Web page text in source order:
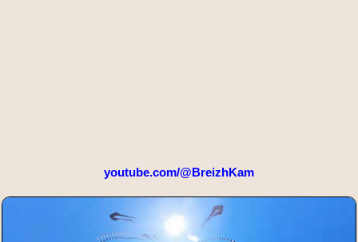
youtube.com/@BreizhKam